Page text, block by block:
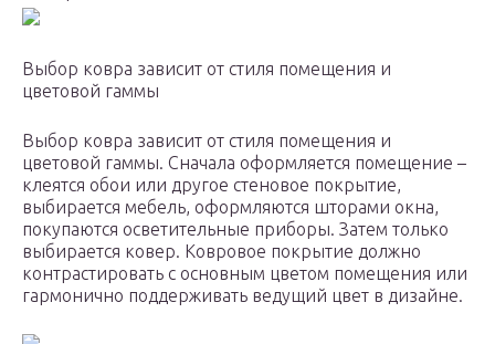
Выбор ковра зависит от стиля помещения и
цветовой гаммы
Выбор ковра зависит от стиля помещения и
цветовой гаммы. Сначала оформляется помещение –
клеятся обои или другое стеновое покрытие,
выбирается мебель, оформляются шторами окна,
покупаются осветительные приборы. Затем только
выбирается ковер. Ковровое покрытие должно
контрастировать с основным цветом помещения или
гармонично поддерживать ведущий цвет в дизайне.